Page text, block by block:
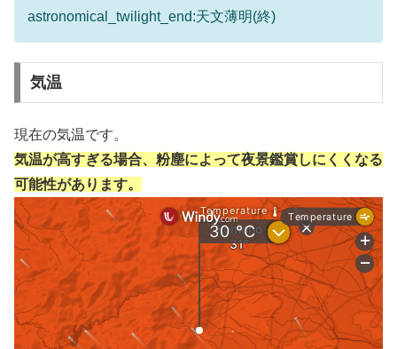
astronomical_twilight_end:天文薄明(終)
気温
現在の気温です。
気温が高すぎる場合、粉塵によって夜景鑑賞しにくくなる
可能性があります。